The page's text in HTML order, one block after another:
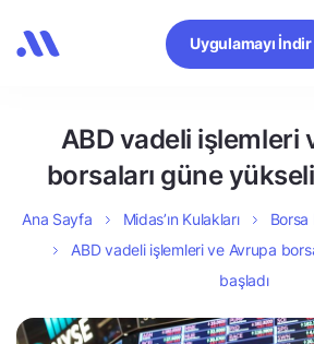
Uygulamayı İndir
ABD vadeli işlemleri
borsaları güne
Ana Sayfa Midas’ın Kulakları Borsa
ABD vadeli işlemleri ve Avrupa
başladı